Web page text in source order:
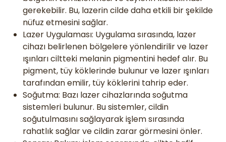
gerekebilir. Bu, lazerin cilde daha etkili bir şekilde
nüfuz etmesini sağlar.
Lazer Uygulaması: Uygulama sırasında, lazer
cihazı belirlenen bölgelere yönlendirilir ve lazer
ışınları ciltteki melanin pigmentini hedef alır. Bu
pigment, tüy köklerinde bulunur ve lazer ışınları
tarafından emilir, tüy köklerini tahrip eder.
Soğutma: Bazı lazer cihazlarında soğutma
sistemleri bulunur. Bu sistemler, cildin
soğutulmasını sağlayarak işlem sırasında
rahatlık sağlar ve cildin zarar görmesini önler.